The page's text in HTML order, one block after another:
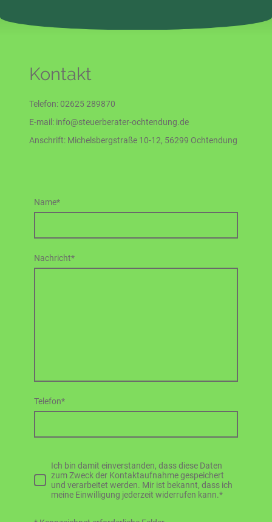
Kontakt
Telefon: 02625 289870
E-mail: info@steuerberater-ochtendung.de
Anschrift: Michelsbergstraße 10-12, 56299 Ochtendung
Name*
Nachricht*
Telefon*
Ich bin damit einverstanden, dass diese Daten
zum Zweck der Kontaktaufnahme gespeichert
und verarbeitet werden. Mir ist bekannt, dass ich
meine Einwilligung jederzeit widerrufen kann.*